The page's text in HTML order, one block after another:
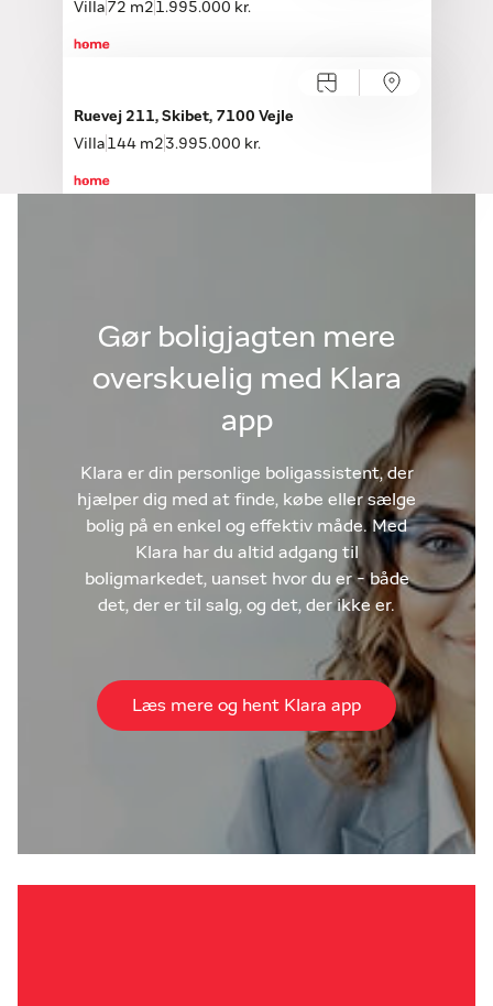
Villa 72 m2 1.995.000 kr.
Ruevej 211, Skibet, 7100 Vejle
Villa 144 m2 3.995.000 kr.
Gør boligjagten mere
overskuelig med Klara
app
Klara er din personlige boligassistent, der
hjælper dig med at finde, købe eller sælge
bolig på en enkel og effektiv måde. Med
Klara har du altid adgang til
boligmarkedet, uanset hvor du er - både
det, der er til salg, og det, der ikke er.
Læs mere og hent Klara app